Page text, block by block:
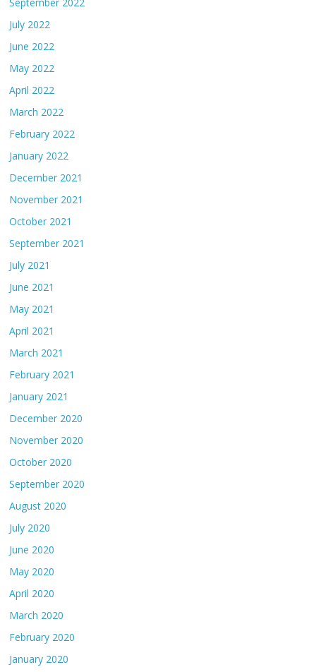
July 2022
June 2022
May 2022
April 2022
March 2022
February 2022
January 2022
December 2021
November 2021
October 2021
September 2021
July 2021
June 2021
May 2021
April 2021
March 2021
February 2021
January 2021
December 2020
November 2020
October 2020
September 2020
August 2020
July 2020
June 2020
May 2020
April 2020
March 2020
February 2020
January 2020